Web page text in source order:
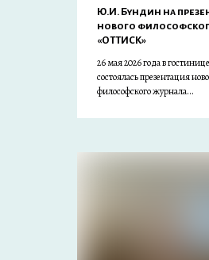
Ю.И. Бундин на
нового
«ОТТИСК»
26 мая 2026 года в
состоялась презентация
философского журнала...